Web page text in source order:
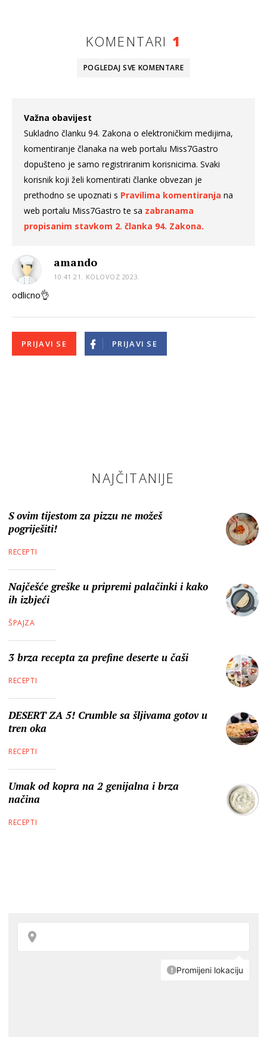
KOMENTARI 1
POGLEDAJ SVE KOMENTARE
Važna obavijest
Sukladno članku 94. Zakona o elektroničkim medijima,
komentiranje članaka na web portalu Miss7Gastro
dopušteno je samo registriranim korisnicima. Svaki
korisnik koji želi komentirati članke obvezan je
prethodno se upoznati s Pravilima komentiranja na
web portalu Miss7Gastro te sa zabranama
propisanim stavkom 2. članka 94. Zakona.
amando
10:41 21. KOLOVOZ 2023.
odlicno👌
PRIJAVI SE PRIJAVI SE
NAJČITANIJE
S ovim tijestom za pizzu ne možeš
pogriješiti!
RECEPTI
Najčešće greške u pripremi palačinki i kako
ih izbjeći
ŠPAJZA
3 brza recepta za prefine deserte u čaši
RECEPTI
DESERT ZA 5! Crumble sa šljivama gotov u
tren oka
RECEPTI
Umak od kopra na 2 genijalna i brza
načina
RECEPTI